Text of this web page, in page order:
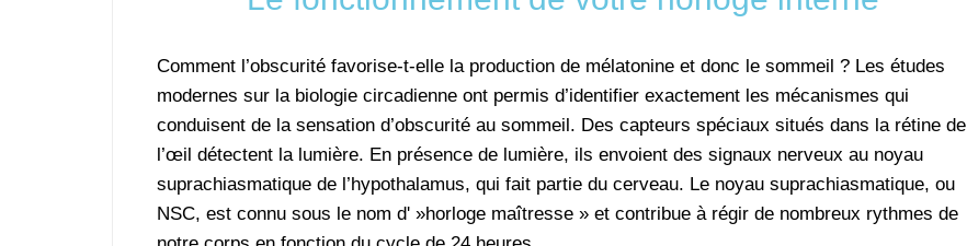
Comment l’obscurité favorise-t-elle la production de mélatonine et donc le sommeil ? Les études
modernes sur la biologie circadienne ont permis d’identifier exactement les mécanismes qui
conduisent de la sensation d’obscurité au sommeil. Des capteurs spéciaux situés dans la rétine de
l’œil détectent la lumière. En présence de lumière, ils envoient des signaux nerveux au noyau
suprachiasmatique de l’hypothalamus, qui fait partie du cerveau. Le noyau suprachiasmatique, ou
NSC, est connu sous le nom d' »horloge maîtresse » et contribue à régir de nombreux rythmes de